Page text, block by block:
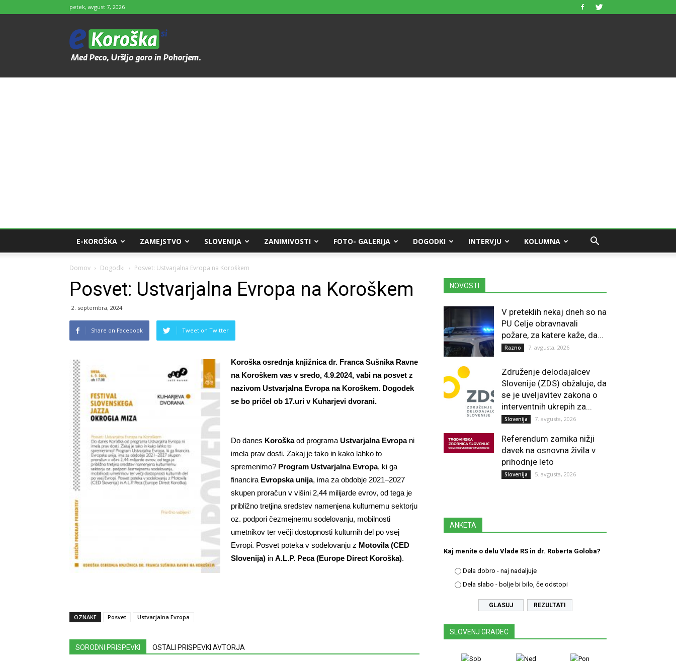
petek, avgust 7, 2026
e-
Koroška
E-KOROŠKA ZAMEJSTVO SLOVENIJA ZANIMIVOSTI FOTO- GALERIJA DOGODKI INTERVJU KOLUMNA
Domov Dogodki Posvet: Ustvarjalna Evropa na Koroškem
Posvet: Ustvarjalna Evropa na Koroškem
2. septembra, 2024
Share on Facebook Tweet on Twitter
Koroška osrednja knjižnica dr. Franca Sušnika Ravne
na Koroškem vas v sredo, 4.9.2024, vabi na posvet z
nazivom Ustvarjalna Evropa na Koroškem. Dogodek
se bo pričel ob 17.uri v Kuharjevi dvorani.
Do danes Koroškaod programa Ustvarjalna Evropani
imela prav dosti. Zakaj je tako in kako lahko to
spremenimo? Program Ustvarjalna Evropa, ki ga
financira Evropska unija, ima za obdobje 2021–2027
skupen proračun v višini 2,44 milijarde evrov, od tega je
približno tretjina sredstev namenjena kulturnemu sektorju
oz. podpori čezmejnemu sodelovanju, mobilnosti
umetnikov ter večji dostopnosti kulturnih del po vsej
Evropi. Posvet poteka v sodelovanju z Motovila (CED
Slovenija) in A.L.P. Peca (Europe Direct Koroška).
OZNAKE Posvet Ustvarjalna Evropa
SORODNI PRISPEVKI OSTALI PRISPEVKI AVTORJA
NOVOSTI
V preteklih nekaj dneh so na
PU Celje obravnavali
požare, za katere kaže, da...
Razno 7. avgusta, 2026
Združenje delodajalcev
Slovenije (ZDS) obžaluje, da
se je uveljavitev zakona o
interventnih ukrepih za...
Slovenija 7. avgusta, 2026
Referendum zamika nižji
davek na osnovna živila v
prihodnje leto
Slovenija 5. avgusta, 2026
ANKETA
Kaj menite o delu Vlade RS in dr. Roberta Goloba?
Dela dobro - naj nadaljuje
Dela slabo - bolje bi bilo, če odstopi
REZULTATI
SLOVENJ GRADEC